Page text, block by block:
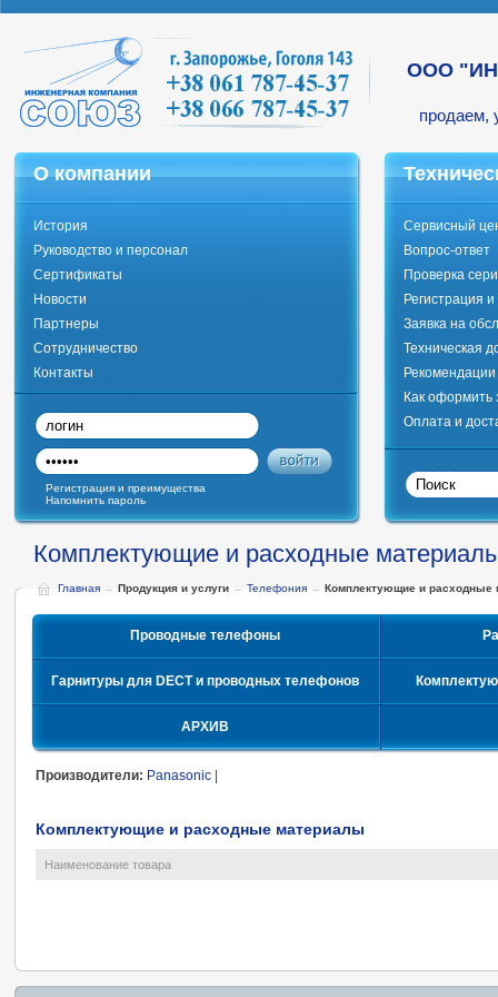
ООО
продаем,
О компании
История
Руководство и персонал
Сертификаты
Новости
Партнеры
Сотрудничество
Контакты
Сервисный
Вопрос-ответ
Проверка
Регистрация
Заявка на
Техническая
Как оформить
Оплата и
Регистрация и преимущества
Напомнить пароль
Комплектующие и расходные
Главная → Продукция и услуги → Телефония → Комплектующие и расходные
Проводные телефоны
Гарнитуры для DECT и проводных телефонов
АРХИВ
Производители: Panasonic
Комплектующие и расходные материалы
Наименование товара